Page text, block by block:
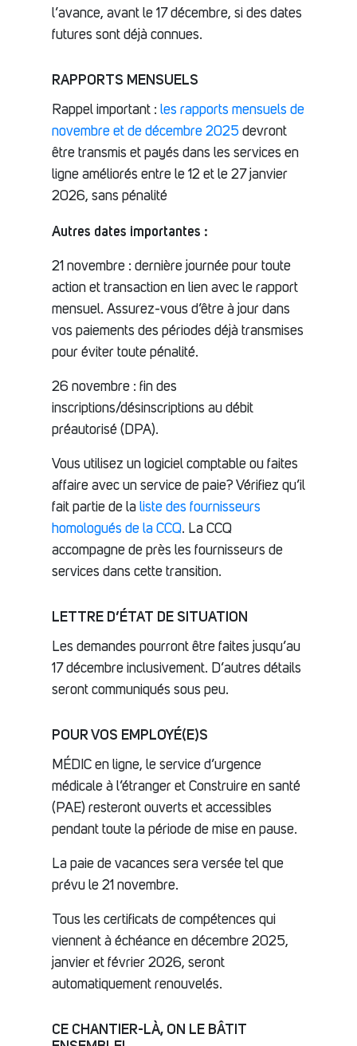
l’avance, avant le 17 décembre, si des dates
futures sont déjà connues.
RAPPORTS MENSUELS
Rappel important : les rapports mensuels de
novembre et de décembre 2025 devront
être transmis et payés dans les services en
ligne améliorés entre le 12 et le 27 janvier
2026, sans pénalité
Autres dates importantes :
21 novembre : dernière journée pour toute
action et transaction en lien avec le rapport
mensuel. Assurez-vous d’être à jour dans
vos paiements des périodes déjà transmises
pour éviter toute pénalité.
26 novembre : fin des
inscriptions/désinscriptions au débit
préautorisé (DPA).
Vous utilisez un logiciel comptable ou faites
affaire avec un service de paie? Vérifiez qu’il
fait partie de la liste des fournisseurs
homologués de la CCQ. La CCQ
accompagne de près les fournisseurs de
services dans cette transition.
LETTRE D’ÉTAT DE SITUATION
Les demandes pourront être faites jusqu’au
17 décembre inclusivement. D’autres détails
seront communiqués sous peu.
POUR VOS EMPLOYÉ(E)S
MÉDIC en ligne, le service d’urgence
médicale à l’étranger et Construire en santé
(PAE) resteront ouverts et accessibles
pendant toute la période de mise en pause.
La paie de vacances sera versée tel que
prévu le 21 novembre.
Tous les certificats de compétences qui
viennent à échéance en décembre 2025,
janvier et février 2026, seront
automatiquement renouvelés.
CE CHANTIER-LÀ, ON LE BÂTIT